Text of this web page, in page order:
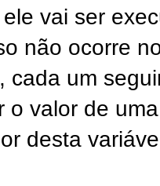
vai ser
não ocorre
cada um
o valor de
desta